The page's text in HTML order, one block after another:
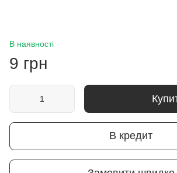
В наявності
9 грн
В кредит